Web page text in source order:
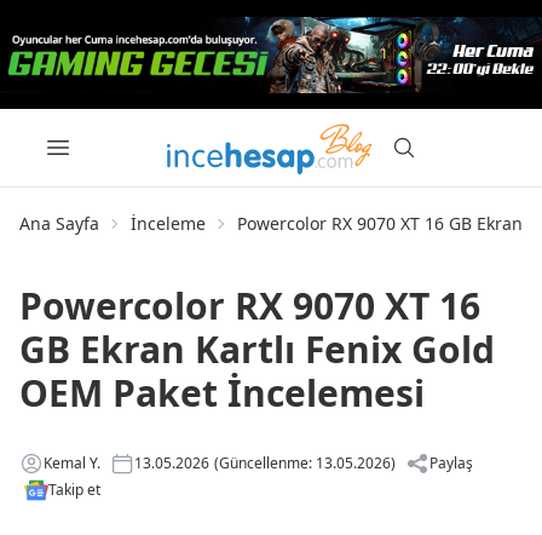
Ana Sayfa İnceleme Powercolor RX 9070 XT 16 GB Ekran
Powercolor RX 9070 XT 16
GB Ekran Kartlı Fenix Gold
OEM Paket İncelemesi
Kemal Y. 13.05.2026 (Güncellenme: 13.05.2026)
Paylaş
Takip et